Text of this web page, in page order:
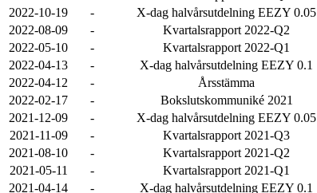
2022-10-19
-
X-dag halvårsutdelning EEZY 0.05
2022-08-09
-
Kvartalsrapport 2022-Q2
2022-05-10
-
Kvartalsrapport 2022-Q1
2022-04-13
-
X-dag halvårsutdelning EEZY 0.1
2022-04-12
-
Årsstämma
2022-02-17
-
Bokslutskommuniké 2021
2021-12-09
-
X-dag halvårsutdelning EEZY 0.05
2021-11-09
-
Kvartalsrapport 2021-Q3
2021-08-10
-
Kvartalsrapport 2021-Q2
2021-05-11
-
Kvartalsrapport 2021-Q1
2021-04-14
- X-dag halvårsutdelning EEZY 0.1